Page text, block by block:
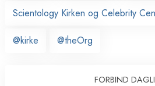
Scientology Kirken og Celebrity
@kirke @theOrg
FORBIND